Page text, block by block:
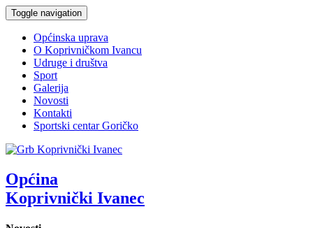
Toggle navigation
Općinska uprava
O Koprivničkom Ivancu
Udruge i društva
Sport
Galerija
Novosti
Kontakti
Sportski centar Goričko
Općina
Koprivnički Ivanec